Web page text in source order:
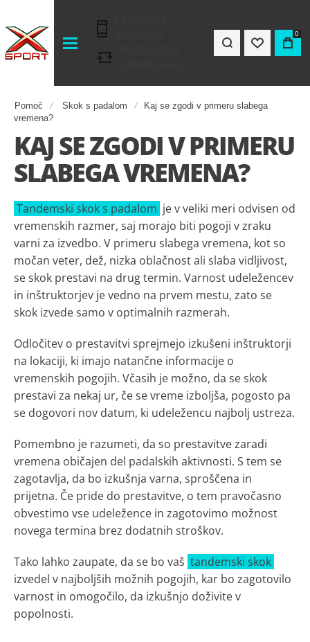
0
Pomoč Skok s padalom
Kaj se zgodi v primeru slabega
vremena?
KAJ SE ZGODI V PRIMERU
SLABEGA VREMENA?
Tandemski skok s padalom je v veliki meri odvisen od
vremenskih razmer, saj morajo biti pogoji v zraku
varni za izvedbo. V primeru slabega vremena, kot so
močan veter, dež, nizka oblačnost ali slaba vidljivost,
se skok prestavi na drug termin. Varnost udeležencev
in inštruktorjev je vedno na prvem mestu, zato se
skok izvede samo v optimalnih razmerah.
Odločitev o prestavitvi sprejmejo izkušeni inštruktorji
na lokaciji, ki imajo natančne informacije o
vremenskih pogojih. Včasih je možno, da se skok
prestavi za nekaj ur, če se vreme izboljša, pogosto pa
se dogovori nov datum, ki udeležencu najbolj ustreza.
Pomembno je razumeti, da so prestavitve zaradi
vremena običajen del padalskih aktivnosti. S tem se
zagotavlja, da bo izkušnja varna, sproščena in
prijetna. Če pride do prestavitve, o tem pravočasno
obvestimo vse udeležence in zagotovimo možnost
novega termina brez dodatnih stroškov.
Tako lahko zaupate, da se bo vaš tandemski skok
izvedel v najboljših možnih pogojih, kar bo zagotovilo
varnost in omogočilo, da izkušnjo doživite v
popolnosti.